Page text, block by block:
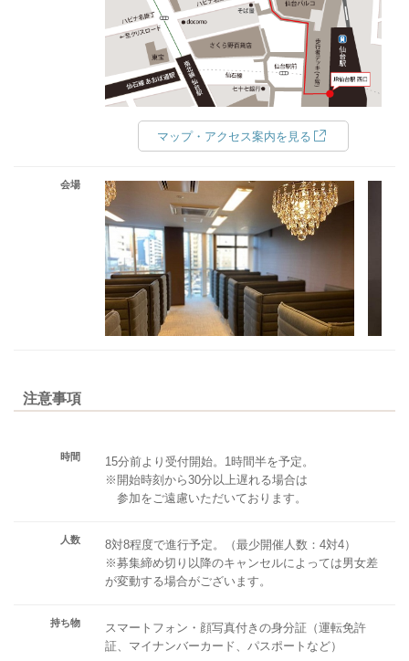
マップ・アクセス案内を見る
会場
注意事項
時間
15分前より受付開始。1時間半を予定。
※開始時刻から30分以上遅れる場合は
参加をご遠慮いただいております。
人数
8対8程度で進行予定。（最少開催人数：4対4）
※募集締め切り以降のキャンセルによっては男女差
が変動する場合がございます。
持ち物
スマートフォン・顔写真付きの身分証（運転免許
証、マイナンバーカード、パスポートなど）